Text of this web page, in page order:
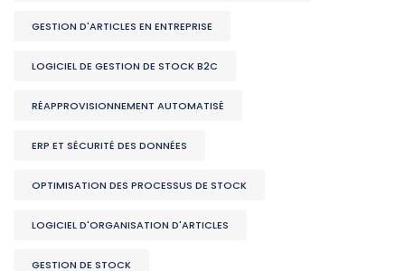
GESTION D'ARTICLES EN ENTREPRISE
LOGICIEL DE GESTION DE STOCK B2C
RÉAPPROVISIONNEMENT AUTOMATISÉ
ERP ET SÉCURITÉ DES DONNÉES
OPTIMISATION DES PROCESSUS DE STOCK
LOGICIEL D'ORGANISATION D'ARTICLES
GESTION DE STOCK